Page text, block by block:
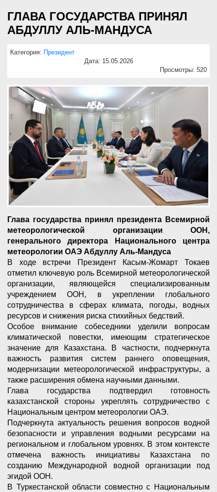
ГЛАВА ГОСУДАРСТВА ПРИНЯЛ
АБДУЛЛУ АЛЬ-МАНДУСА
Категория: Президент
Дата: 15.05.2026
Просмотры: 520
Глава государства принял президента Всемирной
метеорологической организации ООН,
генерального директора Национального центра
метеорологии ОАЭ Абдуллу Аль-Мандуса
В ходе встречи Президент Касым-Жомарт Токаев
отметил ключевую роль Всемирной метеорологической
организации, являющейся специализированным
учреждением ООН, в укреплении глобального
сотрудничества в сферах климата, погоды, водных
ресурсов и снижения риска стихийных бедствий.
Особое внимание собеседники уделили вопросам
климатической повестки, имеющим стратегическое
значение для Казахстана. В частности, подчеркнута
важность развития систем раннего оповещения,
модернизации метеорологической инфраструктуры, а
также расширения обмена научными данными.
Глава государства подтвердил готовность
казахстанской стороны укреплять сотрудничество с
Национальным центром метеорологии ОАЭ.
Подчеркнута актуальность решения вопросов водной
безопасности и управления водными ресурсами на
региональном и глобальном уровнях. В этом контексте
отмечена важность инициативы Казахстана по
созданию Международной водной организации под
эгидой ООН.
В Туркестанской области совместно с Национальным